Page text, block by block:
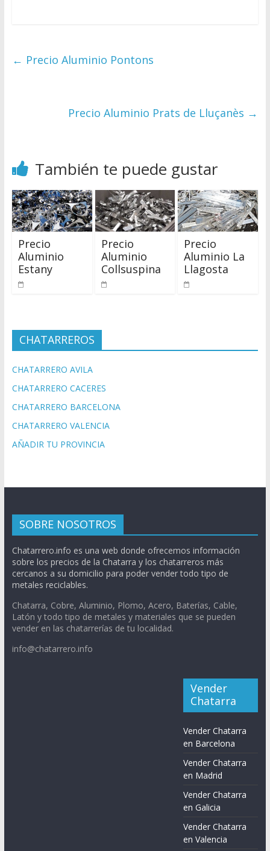
← Precio Aluminio Pontons
Precio Aluminio Prats de Lluçanès →
También te puede gustar
Precio
Aluminio
Estany
Precio
Aluminio
Collsuspina
Precio
Aluminio La
Llagosta
CHATARREROS
CHATARRERO AVILA
CHATARRERO CACERES
CHATARRERO BARCELONA
CHATARRERO VALENCIA
AÑADIR TU PROVINCIA
SOBRE NOSOTROS
Chatarrero.info es una web donde ofrecemos información
sobre los precios de la Chatarra y los chatarreros más
cercanos a su domicilio para poder vender todo tipo de
metales reciclables.
Chatarra, Cobre, Aluminio, Plomo, Acero, Baterías, Cable,
Latón y todo tipo de metales y materiales que se pueden
vender en las chatarrerías de tu localidad.
info@chatarrero.info
Vender
Chatarra
Vender Chatarra
en Barcelona
Vender Chatarra
en Madrid
Vender Chatarra
en Galicia
Vender Chatarra
en Valencia